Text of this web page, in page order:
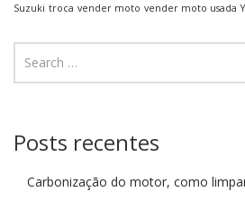
Suzuki troca vender moto vender moto usada
Posts recentes
Carbonização do motor, como